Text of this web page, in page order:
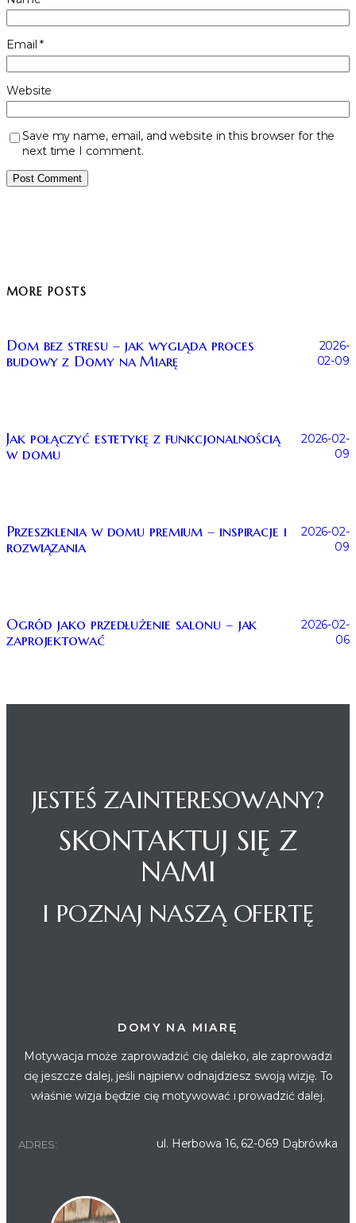
Email*
Website
Save my name, email, and website in this browser for the
next time I comment.
MORE POSTS
Dom bez stresu – jak wygląda proces
budowy z Domy na Miarę
2026-
02-09
Jak połączyć estetykę z funkcjonalnością
w domu
2026-02-
09
Przeszklenia w domu premium – inspiracje i
rozwiązania
2026-02-
09
Ogród jako przedłużenie salonu – jak
zaprojektować
2026-02-
06
JESTEŚ ZAINTERESOWANY?
SKONTAKTUJ SIĘ Z
NAMI
I POZNAJ NASZĄ OFERTĘ
DOMY NA MIARĘ
Motywacja może zaprowadzić cię daleko, ale zaprowadzi
cię jeszcze dalej, jeśli najpierw odnajdziesz swoją wizję. To
właśnie wizja będzie cię motywować i prowadzić dalej.
ADRES: ul. Herbowa 16, 62-069 Dąbrówka